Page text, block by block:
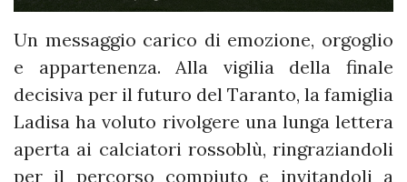
Un messaggio carico di emozione, orgoglio
e appartenenza. Alla vigilia della finale
decisiva per il futuro del Taranto, la famiglia
Ladisa ha voluto rivolgere una lunga lettera
aperta ai calciatori rossoblù, ringraziandoli
per il percorso compiuto e invitandoli a